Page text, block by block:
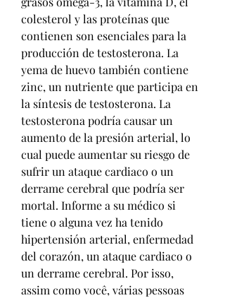
colesterol y las proteínas que
contienen son esenciales para la
producción de testosterona. La
yema de huevo también contiene
zinc, un nutriente que participa en
la síntesis de testosterona. La
testosterona podría causar un
aumento de la presión arterial, lo
cual puede aumentar su riesgo de
sufrir un ataque cardiaco o un
derrame cerebral que podría ser
mortal. Informe a su médico si
tiene o alguna vez ha tenido
hipertensión arterial, enfermedad
del corazón, un ataque cardiaco o
un derrame cerebral. Por isso,
assim como você, várias pessoas